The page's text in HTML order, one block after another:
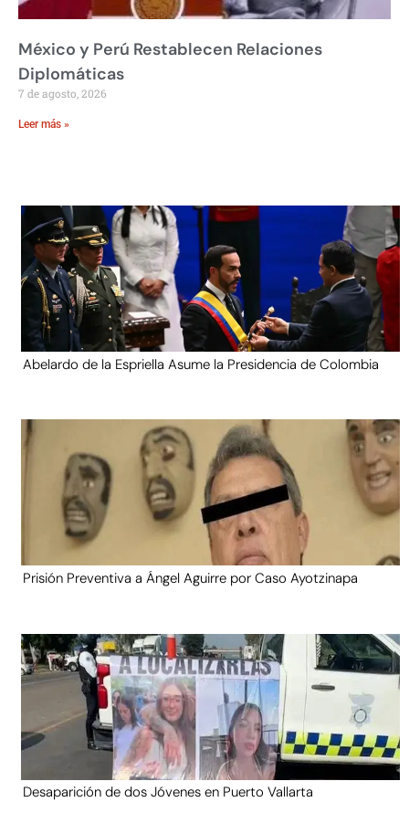
México y Perú Restablecen Relaciones
Diplomáticas
7 de agosto, 2026
Leer más »
Abelardo de la Espriella Asume la Presidencia de Colombia
Prisión Preventiva a Ángel Aguirre por Caso Ayotzinapa
Desaparición de dos Jóvenes en Puerto Vallarta